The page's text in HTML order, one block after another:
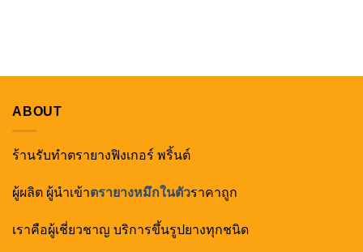
ABOUT
ร้านรับทำตรายางฟิงเกอร์ พริ้นต์
ผู้ผลิต ผู้นำเข้าตรายางหมึกในตัวราคาถูก
เราคือผู้เชี่ยวชาญ บริการขึ้นรูปยางทุกชนิด